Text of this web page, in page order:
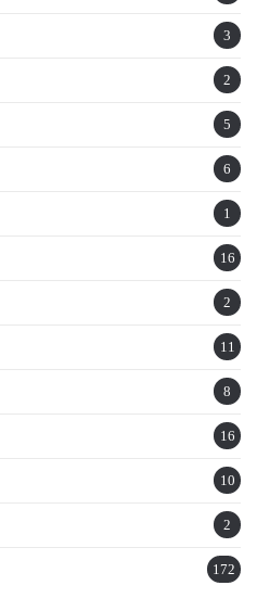
3
2
5
6
1
16
2
11
8
16
10
2
172